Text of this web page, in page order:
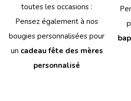
toutes les occasions :
Pensez également à nos
bougies personnalisées pour
un cadeau fête des mères
personnalisé